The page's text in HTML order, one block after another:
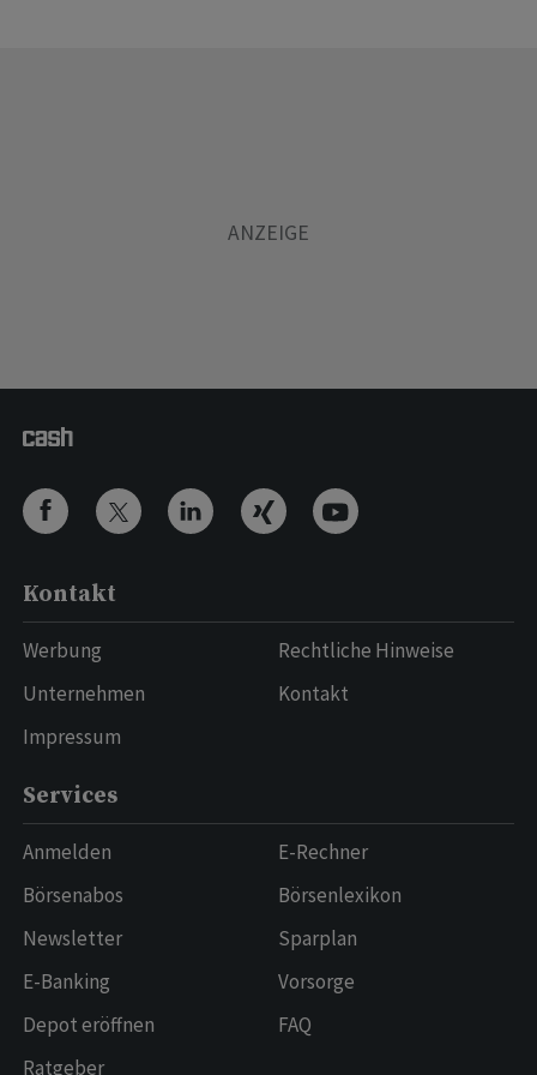
Kontakt
Werbung
Unternehmen
Impressum
Rechtliche Hinweise
Kontakt
Services
Anmelden
Börsenabos
Newsletter
E-Banking
Depot eröffnen
Ratgeber
E-Rechner
Börsenlexikon
Sparplan
Vorsorge
FAQ